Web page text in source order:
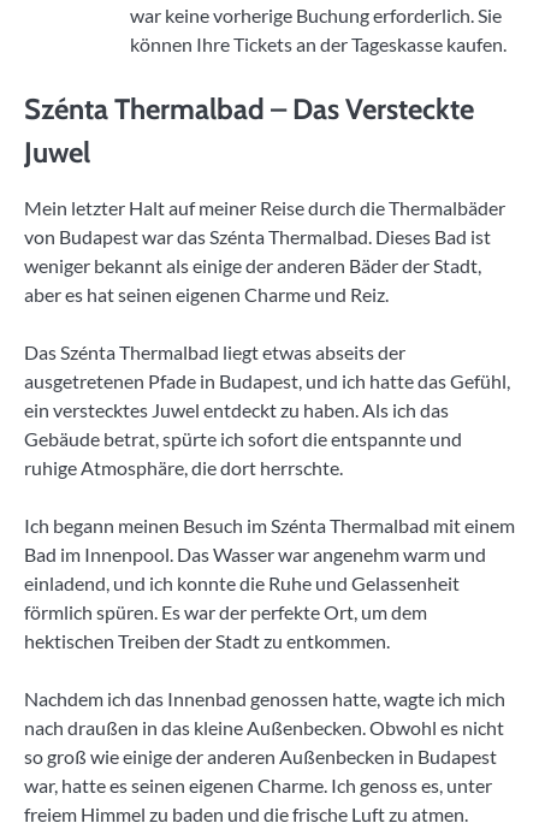
war keine vorherige Buchung erforderlich. Sie
können Ihre Tickets an der Tageskasse kaufen.
Szénta Thermalbad – Das Versteckte
Juwel
Mein letzter Halt auf meiner Reise durch die Thermalbäder
von Budapest war das Szénta Thermalbad. Dieses Bad ist
weniger bekannt als einige der anderen Bäder der Stadt,
aber es hat seinen eigenen Charme und Reiz.
Das Szénta Thermalbad liegt etwas abseits der
ausgetretenen Pfade in Budapest, und ich hatte das Gefühl,
ein verstecktes Juwel entdeckt zu haben. Als ich das
Gebäude betrat, spürte ich sofort die entspannte und
ruhige Atmosphäre, die dort herrschte.
Ich begann meinen Besuch im Szénta Thermalbad mit einem
Bad im Innenpool. Das Wasser war angenehm warm und
einladend, und ich konnte die Ruhe und Gelassenheit
förmlich spüren. Es war der perfekte Ort, um dem
hektischen Treiben der Stadt zu entkommen.
Nachdem ich das Innenbad genossen hatte, wagte ich mich
nach draußen in das kleine Außenbecken. Obwohl es nicht
so groß wie einige der anderen Außenbecken in Budapest
war, hatte es seinen eigenen Charme. Ich genoss es, unter
freiem Himmel zu baden und die frische Luft zu atmen.